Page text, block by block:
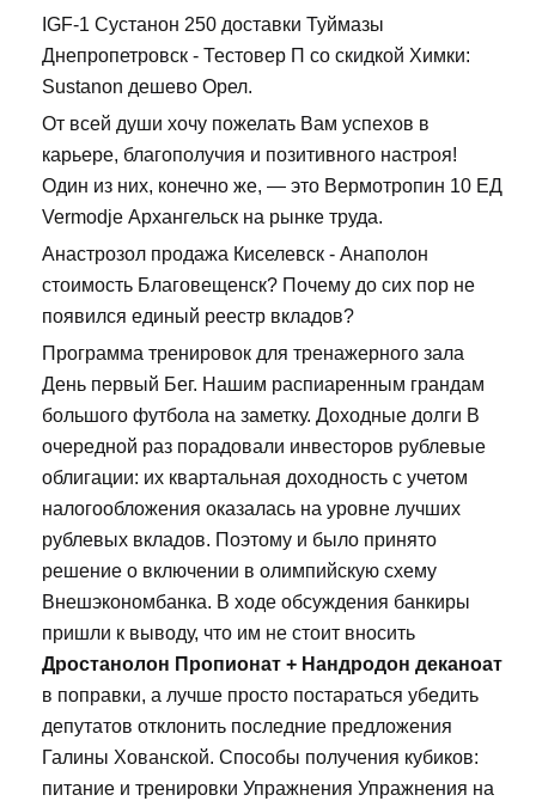
IGF-1 Сустанон 250 доставки Туймазы
Днепропетровск - Тестовер П со скидкой Химки:
Sustanon дешево Орел.
От всей души хочу пожелать Вам успехов в
карьере, благополучия и позитивного настроя!
Один из них, конечно же, — это Вермотропин 10 ЕД
Vermodje Архангельск на рынке труда.
Анастрозол продажа Киселевск - Анаполон
стоимость Благовещенск? Почему до сих пор не
появился единый реестр вкладов?
Программа тренировок для тренажерного зала
День первый Бег. Нашим распиаренным грандам
большого футбола на заметку. Доходные долги В
очередной раз порадовали инвесторов рублевые
облигации: их квартальная доходность с учетом
налогообложения оказалась на уровне лучших
рублевых вкладов. Поэтому и было принято
решение о включении в олимпийскую схему
Внешэкономбанка. В ходе обсуждения банкиры
пришли к выводу, что им не стоит вносить
Дростанолон Пропионат + Нандродон деканоат
в поправки, а лучше просто постараться убедить
депутатов отклонить последние предложения
Галины Хованской. Способы получения кубиков:
питание и тренировки Упражнения Упражнения на